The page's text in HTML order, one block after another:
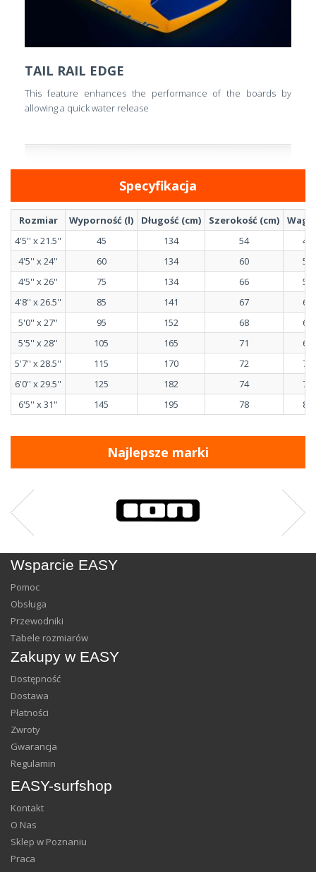
TAIL RAIL EDGE
This feature enhances the performance of the boards by
allowing a quick water release
Specyfikacja
Rozmiar Wyporność (l) Długość (cm) Szerokość (cm)
4'5'' x 21.5''
45 134 54
4'5'' x 24''
60 134 60
4'5'' x 26''
75 134 66
4'8'' x 26.5''
85 141 67
5'0'' x 27''
95 152 68
5'5'' x 28''
105 165 71
5'7'' x 28.5''
115 170 72
6'0'' x 29.5''
125 182 74
6'5'' x 31''
145 195 78
Najlepsze marki
Wsparcie EASY
Pomoc
Obsługa
Przewodniki
Tabele rozmiarów
Zakupy w EASY
Dostępność
Dostawa
Płatności
Zwroty
Gwarancja
Regulamin
EASY-surfshop
Kontakt
O Nas
Sklep w Poznaniu
Praca